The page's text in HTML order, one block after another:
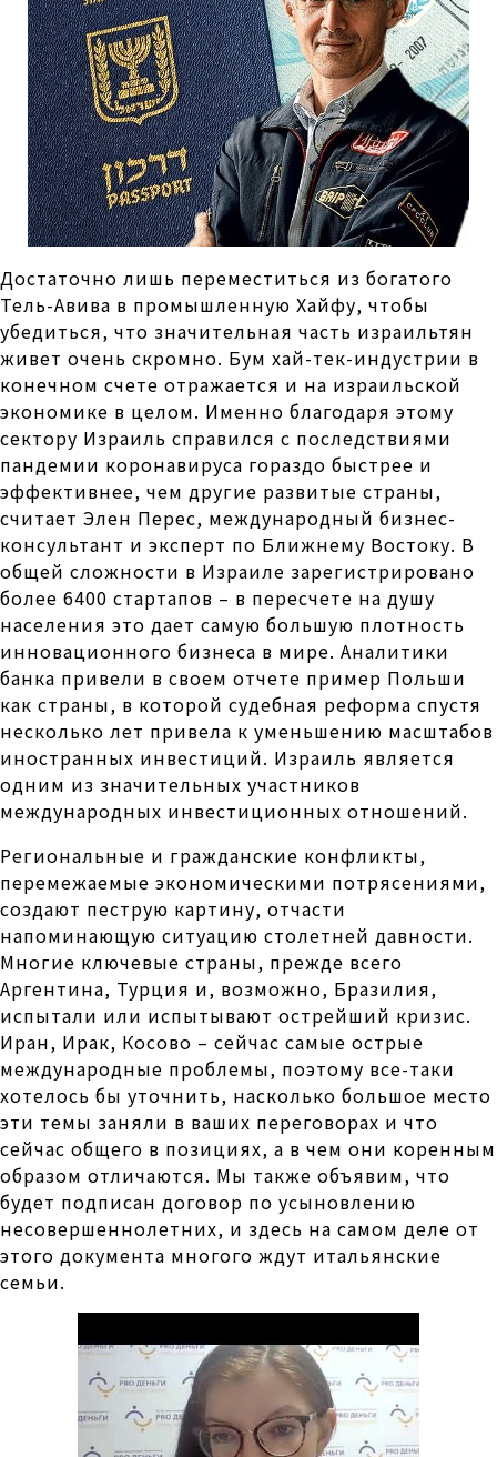
Достаточно лишь переместиться из богатого
Тель-Авива в промышленную Хайфу, чтобы
убедиться, что значительная часть израильтян
живет очень скромно. Бум хай-тек-индустрии в
конечном счете отражается и на израильской
экономике в целом. Именно благодаря этому
сектору Израиль справился с последствиями
пандемии коронавируса гораздо быстрее и
эффективнее, чем другие развитые страны,
считает Элен Перес, международный бизнес-
консультант и эксперт по Ближнему Востоку. В
общей сложности в Израиле зарегистрировано
более 6400 стартапов – в пересчете на душу
населения это дает самую большую плотность
инновационного бизнеса в мире. Аналитики
банка привели в своем отчете пример Польши
как страны, в которой судебная реформа спустя
несколько лет привела к уменьшению масштабов
иностранных инвестиций. Израиль является
одним из значительных участников
международных инвестиционных отношений.
Региональные и гражданские конфликты,
перемежаемые экономическими потрясениями,
создают пеструю картину, отчасти
напоминающую ситуацию столетней давности.
Многие ключевые страны, прежде всего
Аргентина, Турция и, возможно, Бразилия,
испытали или испытывают острейший кризис.
Иран, Ирак, Косово – сейчас самые острые
международные проблемы, поэтому все-таки
хотелось бы уточнить, насколько большое место
эти темы заняли в ваших переговорах и что
сейчас общего в позициях, а в чем они коренным
образом отличаются. Мы также объявим, что
будет подписан договор по усыновлению
несовершеннолетних, и здесь на самом деле от
этого документа многого ждут итальянские
семьи.